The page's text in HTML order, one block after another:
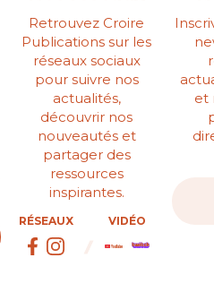
Retrouvez Croire
Publications sur les
réseaux sociaux
pour suivre nos
actualités,
découvrir nos
nouveautés et
partager des
ressources
inspirantes.
RÉSEAUX VIDÉO
et